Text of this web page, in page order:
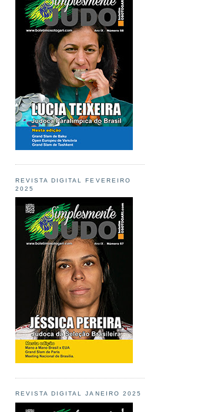
REVISTA DIGITAL FEVEREIRO
2025
REVISTA DIGITAL JANEIRO 2025